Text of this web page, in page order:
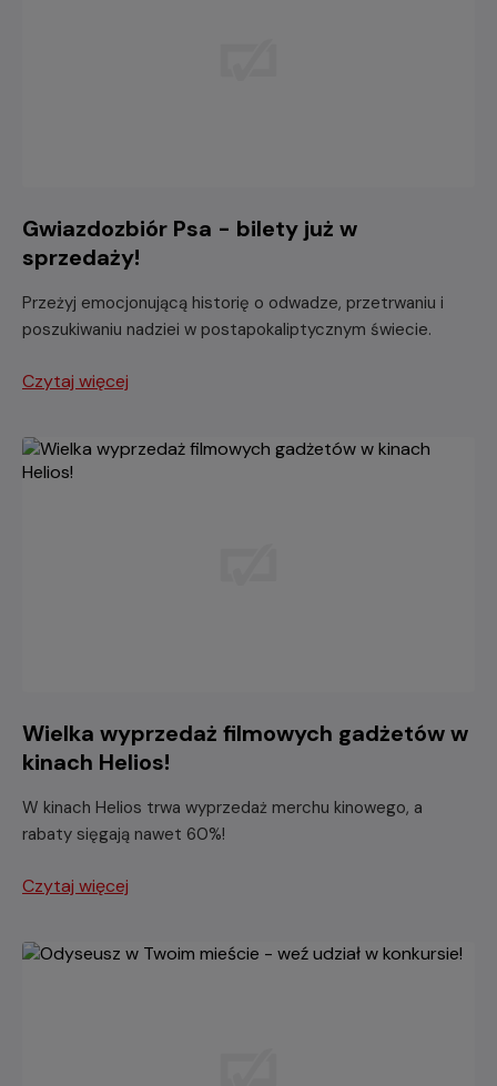
Gwiazdozbiór Psa - bilety już w
sprzedaży!
Przeżyj emocjonującą historię o odwadze, przetrwaniu i
poszukiwaniu nadziei w postapokaliptycznym świecie.
Czytaj więcej
Wielka wyprzedaż filmowych gadżetów w
kinach Helios!
W kinach Helios trwa wyprzedaż merchu kinowego, a
rabaty sięgają nawet 60%!
Czytaj więcej